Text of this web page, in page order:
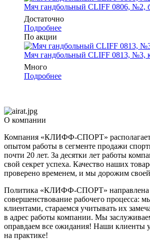
Мяч гандбольный CLIFF 0806, №2,
Достаточно
Подробнее
По акции
Мяч гандбольный CLIFF 0813, №3,
Много
Подробнее
О компании
Компания «КЛИФФ-СПОРТ» располагает
опытом работы в сегменте продажи
почти 20 лет. За десятки лет работы
свой секрет успеха. Качество наших
проверено временем, и мы дорожим
Политика «КЛИФФ-СПОРТ» направлена
совершенствование рабочего процесса:
клиентами, стараемся учитывать их
в адрес работы компании. Мы
оправдаем все ожидания! Наши клиенты
на практике!